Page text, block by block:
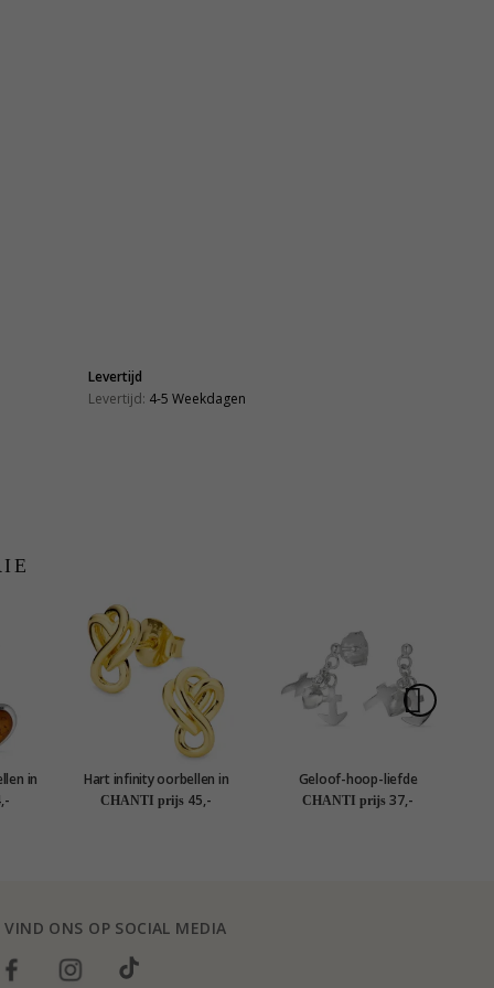
Levertijd
Levertijd: 4-5 Weekdagen
in
Hart infinity oorbellen in
verguld zilver - Amoré
CHANTI prijs 45,-
Geloof-hoop-liefde
oorbellen in zilver
CHANTI prijs 37,-
VIND ONS OP SOCIAL MEDIA